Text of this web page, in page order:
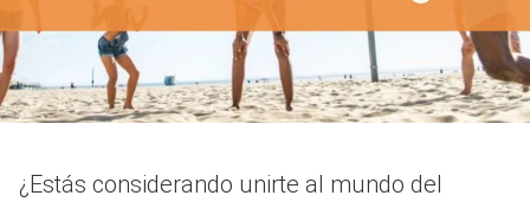
¿Estás considerando unirte al mundo del